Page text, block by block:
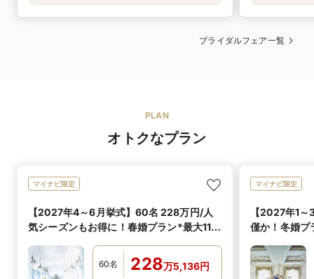
ブライダルフェア一覧
PLAN
オトクなプラン
マイナビ限定
【2027年4～6月挙式】60名 228万円/人
気シーズンもお得に！春婚プラン*最大110
60名 228万5,136円
マイナビ限定
【2027年1
僅か！冬婚プ